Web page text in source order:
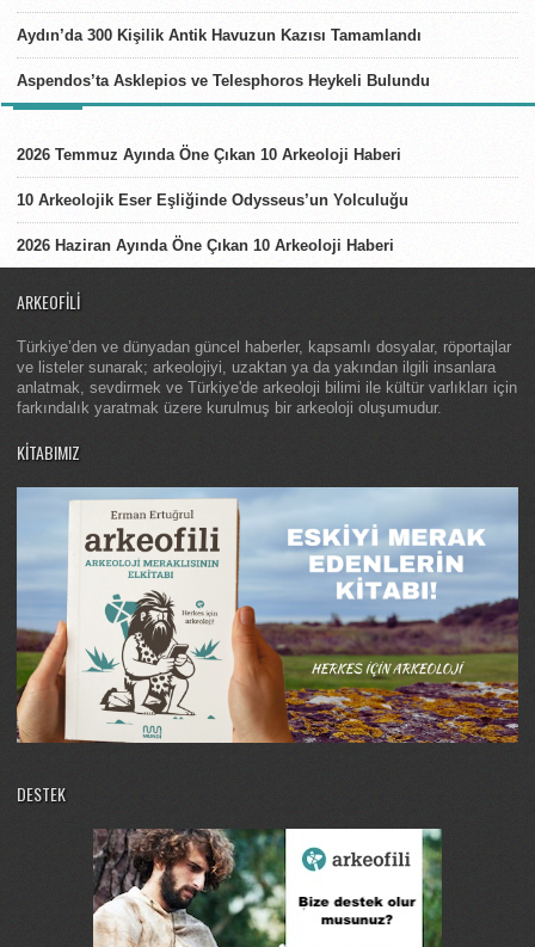
Aydın’da 300 Kişilik Antik Havuzun Kazısı Tamamlandı
Aspendos’ta Asklepios ve Telesphoros Heykeli Bulundu
2026 Temmuz Ayında Öne Çıkan 10 Arkeoloji Haberi
10 Arkeolojik Eser Eşliğinde Odysseus’un Yolculuğu
2026 Haziran Ayında Öne Çıkan 10 Arkeoloji Haberi
ARKEOFILI
Türkiye’den ve dünyadan güncel haberler, kapsamlı dosyalar, röportajlar
ve listeler sunarak; arkeolojiyi, uzaktan ya da yakından ilgili insanlara
anlatmak, sevdirmek ve Türkiye'de arkeoloji bilimi ile kültür varlıkları için
farkındalık yaratmak üzere kurulmuş bir arkeoloji oluşumudur.
KITABIMIZ
DESTEK